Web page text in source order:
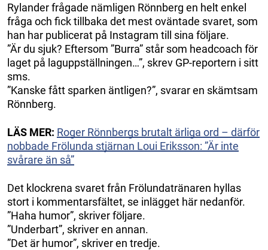
Rylander frågade nämligen Rönnberg en helt enkel
fråga och fick tillbaka det mest oväntade svaret, som
han har publicerat på Instagram till sina följare.
”Är du sjuk? Eftersom ”Burra” står som headcoach för
laget på laguppställningen…”, skrev GP-reportern i sitt
sms.
”Kanske fått sparken äntligen?”, svarar en skämtsam
Rönnberg.
LÄS MER: Roger Rönnbergs brutalt ärliga ord – därför
nobbade Frölunda stjärnan Loui Eriksson: ”Är inte
svårare än så”
Det klockrena svaret från Frölundatränaren hyllas
stort i kommentarsfältet, se inlägget här nedanför.
”Haha humor”, skriver följare.
”Underbart”, skriver en annan.
”Det är humor”, skriver en tredje.